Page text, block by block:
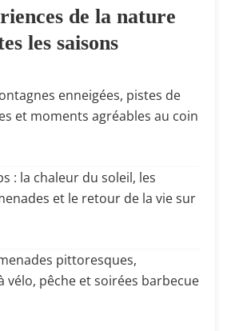
de la nature
les saisons
enneigées, pistes de
et moments agréables au coin
: la chaleur du soleil, les
et le retour de la vie sur
pittoresques,
vélo, pêche et soirées barbecue